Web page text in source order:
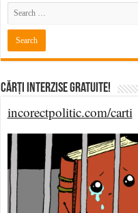
Cărți Interzise Gratuite!
incorectpolitic.com/carti